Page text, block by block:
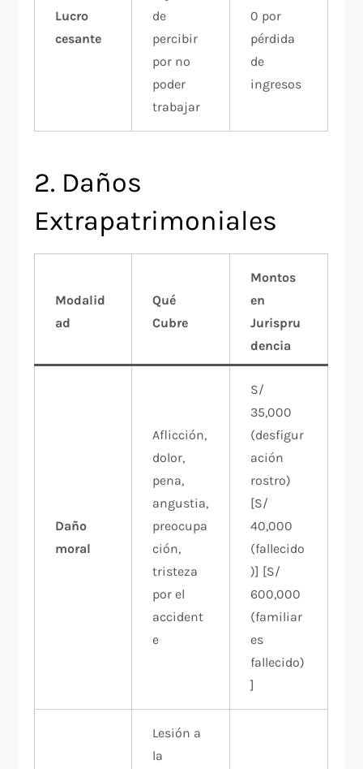
Lucro
cesante
de
percibir
por no
poder
trabajar
0 por
pérdida
de
ingresos
2. Daños
Extrapatrimoniales
Modalid
ad
Qué
Cubre
Montos
en
Jurispru
dencia
Daño
moral
Aflicción,
dolor,
pena,
angustia,
preocupa
ción,
tristeza
por el
accident
e
S/
35,000
(desfigur
ación
rostro)
[S/
40,000
(fallecido
)] [S/
600,000
(familiar
es
fallecido)
]
Lesión a
la